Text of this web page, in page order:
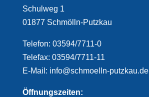
Schulweg 1
01877 Schmölln-Putzkau
Telefon: 03594/7711-0
Telefax: 03594/7711-11
E-Mail: info@schmoelln-putzkau.de
Öffnungszeiten: